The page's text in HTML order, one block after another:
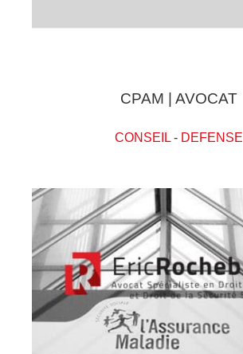
CPAM | AVOCAT
CONSEIL- DEFENSE